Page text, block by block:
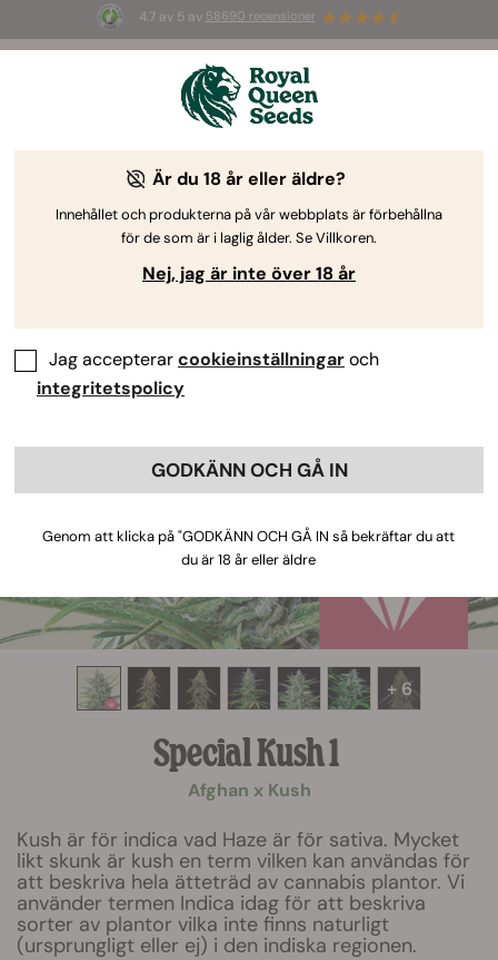
4.7 av 5 av 58690 recensioner
3 White Widow Auto-frönGRATIS för de
+ 6
Special Kush 1
Afghan x Kush
Kush är för indica vad Haze är för sativa. Mycket
likt skunk är kush en term vilken kan användas för
att beskriva hela ätteträd av cannabis plantor. Vi
använder termen Indica idag för att beskriva
sorter av plantor vilka inte finns naturligt
(ursprungligt eller ej) i den indiska regionen.
Är du 18 år eller äldre?
Innehållet och produkterna på vår webbplats är förbehållna
för de som är i laglig ålder. Se Villkoren.
Nej, jag är inte över 18 år
Jag accepterarcookieinställningaroch
integritetspolicy
GODKÄNN OCH GÅ IN
Genom att klicka på "GODKÄNN OCH GÅ IN så bekräftar du att
du är 18 år eller äldre